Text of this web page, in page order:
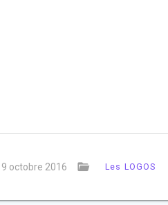
9 octobre 2016 Les LOGOS